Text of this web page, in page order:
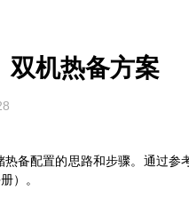
机热备方案
备配置的思路和步骤。通过参
）。